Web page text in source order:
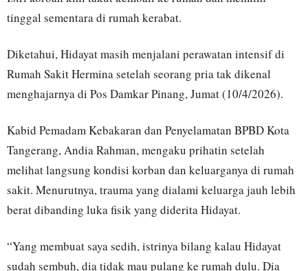
tinggal sementara di rumah kerabat.
Diketahui, Hidayat masih menjalani perawatan intensif di
Rumah Sakit Hermina setelah seorang pria tak dikenal
menghajarnya di Pos Damkar Pinang, Jumat (10/4/2026).
Kabid Pemadam Kebakaran dan Penyelamatan BPBD Kota
Tangerang, Andia Rahman, mengaku prihatin setelah
melihat langsung kondisi korban dan keluarganya di rumah
sakit. Menurutnya, trauma yang dialami keluarga jauh lebih
berat dibanding luka fisik yang diderita Hidayat.
“Yang membuat saya sedih, istrinya bilang kalau Hidayat
sudah sembuh, dia tidak mau pulang ke rumah dulu. Dia